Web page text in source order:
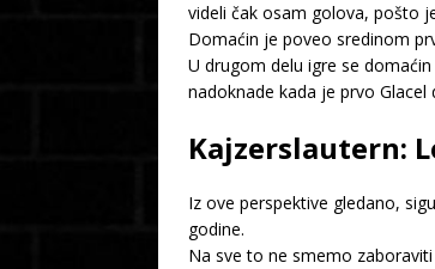
videli čak osam golova, pošto
Domaćin je poveo sredinom
U drugom delu igre se
nadoknade kada je prvo
Kajzerslautern:
Iz ove perspektive gledano,
godine.
Na sve to ne smemo